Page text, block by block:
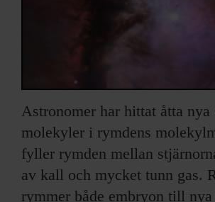
OM F&F
Astronomer har hittat åtta nya
molekyler i rymdens
fyller rymden mellan
av kall och mycket tunn gas.
rymmer både embryon till